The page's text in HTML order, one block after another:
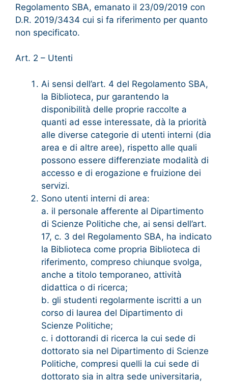
Regolamento SBA, emanato il 23/09/2019 con
D.R. 2019/3434 cui si fa riferimento per quanto
non specificato.
Art. 2 – Utenti
Ai sensi dell’art. 4 del Regolamento SBA,
la Biblioteca, pur garantendo la
disponibilità delle proprie raccolte a
quanti ad esse interessate, dà la priorità
alle diverse categorie di utenti interni (dia
area e di altre aree), rispetto alle quali
possono essere differenziate modalità di
accesso e di erogazione e fruizione dei
servizi.
Sono utenti interni di area:
a. il personale afferente al Dipartimento
di Scienze Politiche che, ai sensi dell’art.
17, c. 3 del Regolamento SBA, ha indicato
la Biblioteca come propria Biblioteca di
riferimento, compreso chiunque svolga,
anche a titolo temporaneo, attività
didattica o di ricerca;
b. gli studenti regolarmente iscritti a un
corso di laurea del Dipartimento di
Scienze Politiche;
c. i dottorandi di ricerca la cui sede di
dottorato sia nel Dipartimento di Scienze
Politiche, compresi quelli la cui sede di
dottorato sia in altra sede universitaria,